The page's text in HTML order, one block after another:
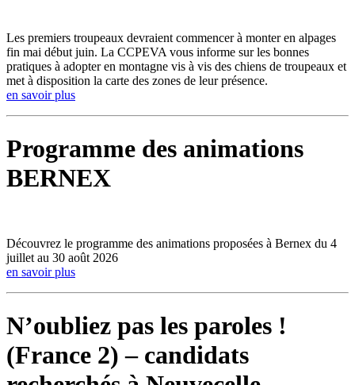
Les premiers troupeaux devraient commencer à monter en alpages
fin mai début juin. La CCPEVA vous informe sur les bonnes
pratiques à adopter en montagne vis à vis des chiens de troupeaux et
met à disposition la carte des zones de leur présence.
en savoir plus
Programme des animations
BERNEX
Découvrez le programme des animations proposées à Bernex du 4
juillet au 30 août 2026
en savoir plus
N’oubliez pas les paroles !
(France 2) – candidats